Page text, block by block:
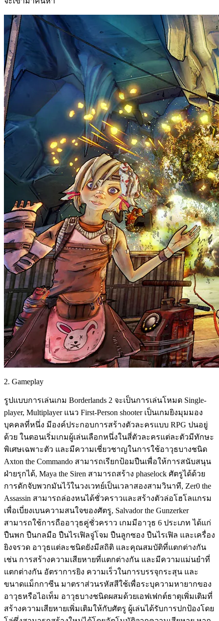
2. Gameplay
รูปแบบการเล่นเกม Borderlands 2 จะเป็นการเล่นโหมด Single-
player, Multiplayer แนว First-Person shooter เป็นเกมยิงมุมมอง
บุคคลที่หนึ่ง มีองค์ประกอบการสร้างตัวละครแบบ RPG​ ปนอยู่
ด้วย ในตอนเริ่มเกมผู้เล่นเลือกหนึ่งในสี่ตัวละครแต่ละตัวมีทักษะ
พิเศษเฉพาะตัว และมีความเชี่ยวชาญในการใช้อาวุธบางชนิด
Axton the Commando สามารถเรียกป้อมปืนเพื่อให้การสนับสนุน
ฝ่ายรุกได้, Maya the Siren สามารถสร้าง phaselock ศัตรูได้ด้วย
การดักจับพวกมันไว้ในวงเวทย์เป็นเวลาสองสามวินาที, Zer0 the
Assassin สามารถล่องหนได้ชั่วคราวและสร้างตัวล่อโฮโลแกรม
เพื่อเบี่ยงเบนความสนใจของศัตรู, Salvador the Gunzerker
สามารถใช้การถืออาวุธคู่ชั่วคราว เกมมีอาวุธ 6 ประเภท ได้แก่
ปืนพก ปืนกลมือ ปืนไรเฟิลจู่โจม ปืนลูกซอง ปืนไรเฟิล และเครื่อง
ยิงจรวด อาวุธแต่ละชนิดยังมีสถิติ และคุณสมบัติที่แตกต่างกัน
เช่น การสร้างความเสียหายที่แตกต่างกัน และมีความแม่นยำที่
แตกต่างกัน อัตราการยิง ความเร็วในการบรรจุกระสุน และ
ขนาดแม็กกาซีน มาตราส่วนรหัสสีใช้เพื่อระบุความหายากของ
อาวุธหรือไอเท็ม อาวุธบางชนิดผสมด้วยเอฟเฟกต์ธาตุเพิ่มเติมที่
สร้างความเสียหายเพิ่มเติมให้กับศัตรู ผู้เล่นได้รับการปกป้องโดย